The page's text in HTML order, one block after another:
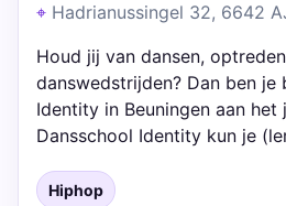
Hadrianussingel 32, 6642
Houd jij van dansen,
danswedstrijden? Dan ben je
Identity in Beuningen aan het
Dansschool Identity kun je
Hiphop